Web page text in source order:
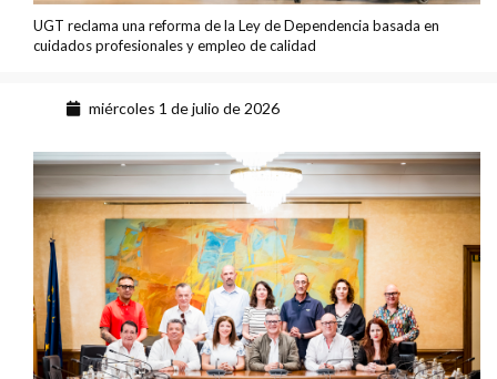
UGT reclama una reforma de la Ley de Dependencia basada en
cuidados profesionales y empleo de calidad
miércoles 1 de julio de 2026